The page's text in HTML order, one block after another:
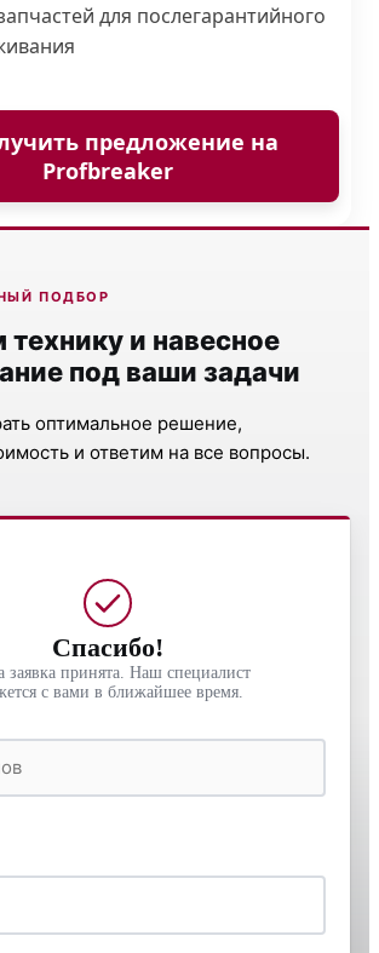
для послегарантийного
предложение на
Profbreaker
ПОДБОР
и навесное
под ваши задачи
оптимальное решение,
и ответим на все вопросы.
Спасибо!
заявка принята. Наш специалист
с вами в ближайшее время.